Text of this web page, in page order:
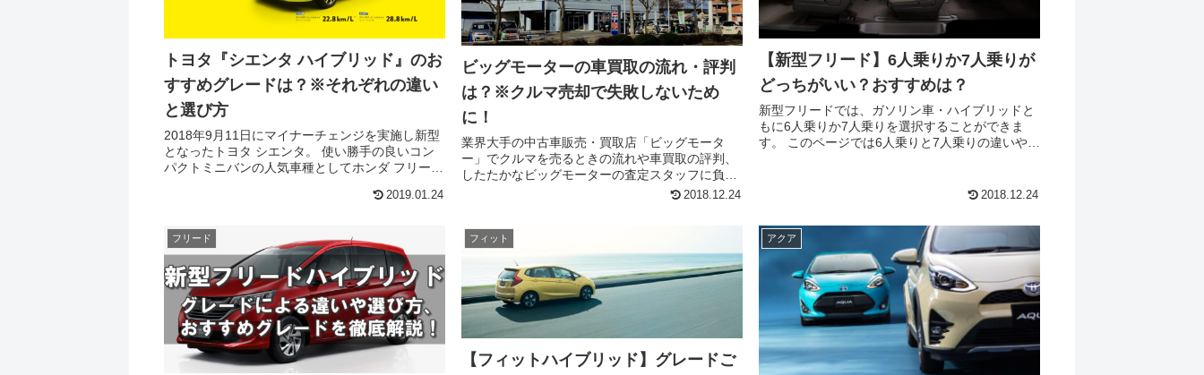
トヨタ『シエンタ ハイブリッド』のお
すすめグレードは？※それぞれの違い
と選び方
2018年9月11日にマイナーチェンジを実施し新型
となったトヨタ シエンタ。 使い勝手の良いコン
パクトミニバンの人気車種としてホンダ フリード
イブリッドのグレードの種類やそれぞれの違い、
2019.01.24
ビッグモーターの車買取の流れ・評判
は？※クルマ売却で失敗しないため
に！
業界大手の中古車販売・買取店「ビッグモータ
ー」でクルマを売るときの流れや車買取の評判、
したたかなビッグモーターの査定スタッフに負け
ないための交渉術など、ビッグモーターで車買取
2018.12.24
【新型フリード】6人乗りか7人乗りが
どっちがいい？おすすめは？
新型フリードでは、ガソリン車・ハイブリッドと
もに6人乗りか7人乗りを選択することができま
す。 このページでは6人乗りと7人乗りの違いや特
2018.12.24
フリード フィット
【フィットハイブリッド】グレードご
アクア